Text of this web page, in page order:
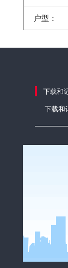
户型：
下载和
下载和